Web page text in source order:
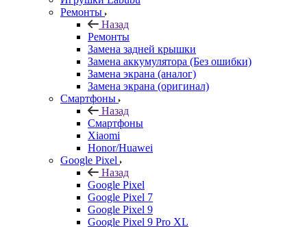
Ремонты
Назад
Ремонты
Замена задней крышки
Замена аккумулятора (Без ошибки)
Замена экрана (аналог)
Замена экрана (оригинал)
Смартфоны
Назад
Смартфоны
Xiaomi
Honor/Huawei
Google Pixel
Назад
Google Pixel
Google Pixel 7
Google Pixel 9
Google Pixel 9 Pro XL